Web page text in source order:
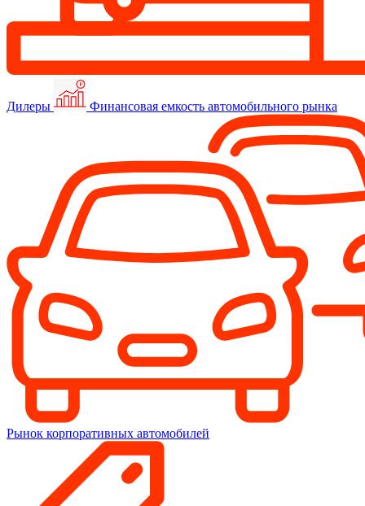
Дилеры Финансовая емкость автомобильного рынка
Рынок корпоративных автомобилей